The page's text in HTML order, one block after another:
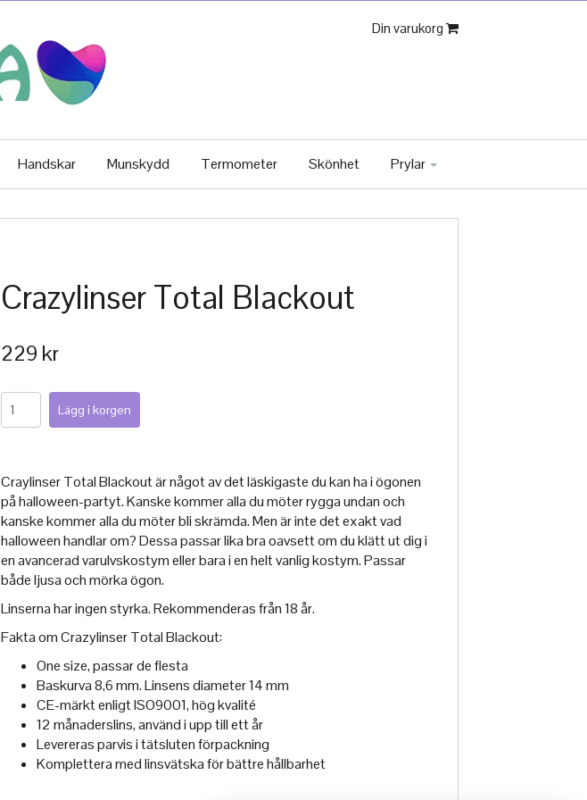
Din varukorg
Handskar Munskydd Termometer Skönhet Prylar
Crazylinser Total Blackout
229 kr
Craylinser Total Blackout är något av det läskigaste du kan ha i ögonen
på halloween-partyt. Kanske kommer alla du möter rygga undan och
kanske kommer alla du möter bli skrämda. Men är inte det exakt vad
halloween handlar om? Dessa passar lika bra oavsett om du klätt ut dig i
en avancerad varulvskostym eller bara i en helt vanlig kostym. Passar
både ljusa och mörka ögon.
Linserna har ingen styrka. Rekommenderas från 18 år.
Fakta om Crazylinser Total Blackout:
One size, passar de flesta
Baskurva 8,6 mm. Linsens diameter 14 mm
CE-märkt enligt ISO9001, hög kvalité
12 månaderslins, använd i upp till ett år
Levereras parvis i tätsluten förpackning
Komplettera med linsvätska för bättre hållbarhet